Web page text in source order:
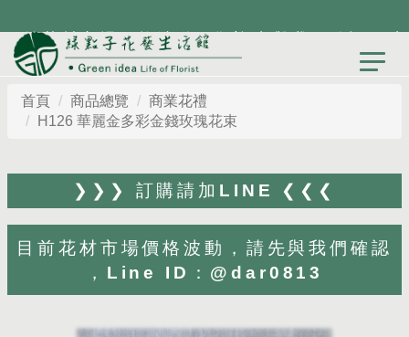
首頁 商品總覽
商業花禮
H126 華麗金多彩金錢玫瑰花束
❯❯❯ 訂購請加LINE ❮❮❮
目前花材市場價格波動，請先與我們確認
，Line ID：@dar0813
目前花材市場價格波動，歡迎先與我們確認，才
能為您打造最貼心設計